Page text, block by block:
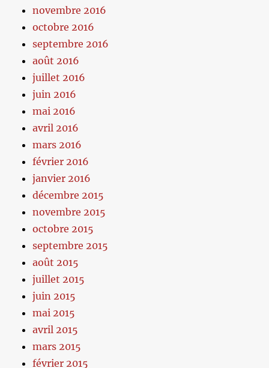
novembre 2016
octobre 2016
septembre 2016
août 2016
juillet 2016
juin 2016
mai 2016
avril 2016
mars 2016
février 2016
janvier 2016
décembre 2015
novembre 2015
octobre 2015
septembre 2015
août 2015
juillet 2015
juin 2015
mai 2015
avril 2015
mars 2015
février 2015